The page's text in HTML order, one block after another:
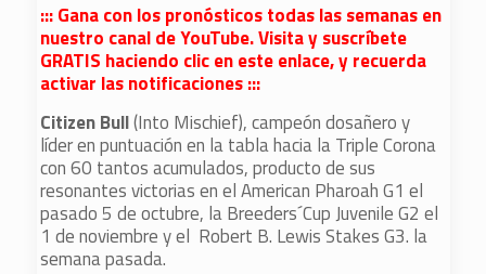
::: Gana con los pronósticos todas las semanas en
nuestro canal de YouTube. Visita y suscríbete
GRATIS haciendo clic en este enlace, y recuerda
activar las notificaciones :::
Citizen Bull(Into Mischief), campeón dosañero y
líder en puntuación en la tabla hacia la Triple Corona
con 60 tantos acumulados, producto de sus
resonantes victorias en el American Pharoah G1 el
pasado 5 de octubre, la Breeders´Cup Juvenile G2 el
1 de noviembre y el Robert B. Lewis Stakes G3. la
semana pasada.